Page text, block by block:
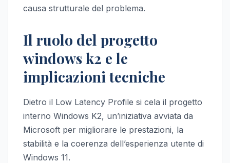
causa strutturale del problema.
Il ruolo del progetto
windows k2 e le
implicazioni tecniche
Dietro il Low Latency Profile si cela il progetto
interno Windows K2, un’iniziativa avviata da
Microsoft per migliorare le prestazioni, la
stabilità e la coerenza dell’esperienza utente di
Windows 11.